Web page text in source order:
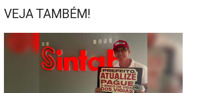
VEJA TAMBÉM!